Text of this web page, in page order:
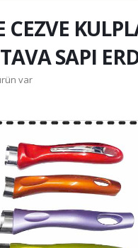
CEZVE
SAPI
var